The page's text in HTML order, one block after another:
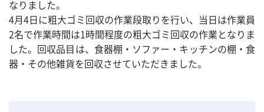
なりました。
4月4日に粗大ゴミ回収の作業段取りを行い、当日は作業員
2名で作業時間は1時間程度の粗大ゴミ回収の作業となりま
した。回収品目は、食器棚・ソファー・キッチンの棚・食
器・その他雑貨を回収させていただきました。